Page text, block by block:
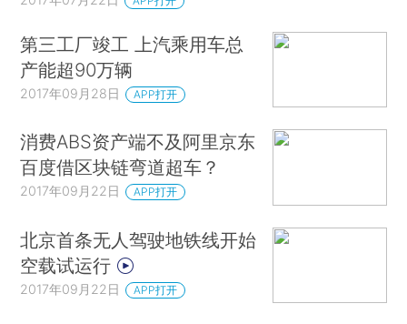
第三工厂竣工 上汽乘用车总
产能超90万辆
2017年09月28日 APP打开
消费ABS资产端不及阿里京东
百度借区块链弯道超车？
2017年09月22日 APP打开
北京首条无人驾驶地铁线开始
空载试运行
2017年09月22日 APP打开